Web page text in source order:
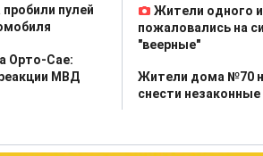
пулей
Орто-Сае:
МВД
Жители одного
пожаловались на
"веерные"
Жители дома №70
снести